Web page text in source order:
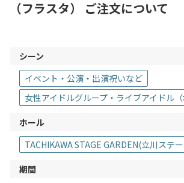
（フラスタ） ご注文について
シーン
イベント・公演・出演祝いなど
女性アイドルグループ・ライブアイドル（
ホール
TACHIKAWA STAGE GARDEN(立川ステ
期間